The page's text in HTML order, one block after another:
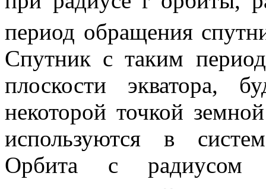
период обращения
Спутник с таким
плоскости экватора,
некоторой точкой
используются в
Орбита с